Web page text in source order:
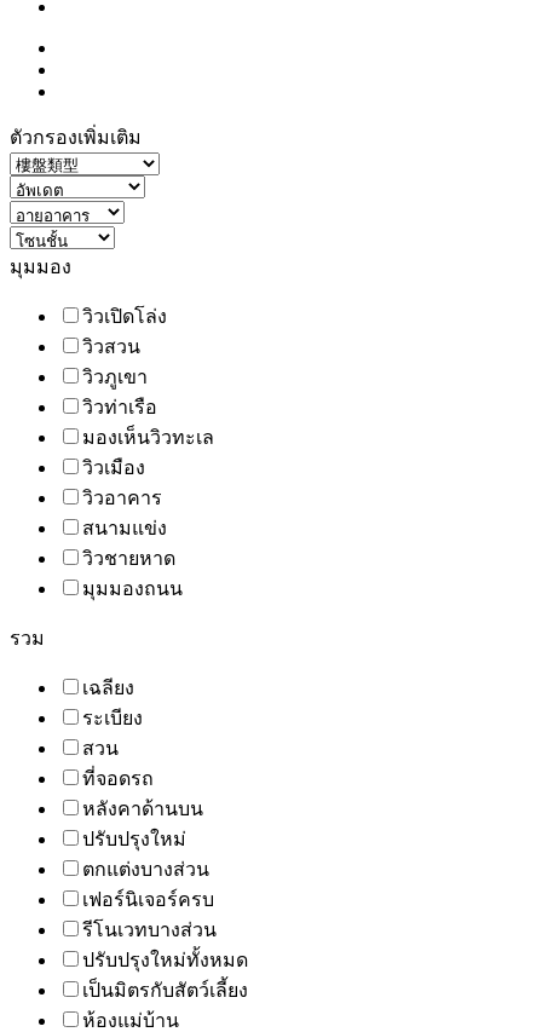
ตัวกรองเพิ่มเติม
มุมมอง
วิวเปิดโล่ง
วิวสวน
วิวภูเขา
วิวท่าเรือ
มองเห็นวิวทะเล
วิวเมือง
วิวอาคาร
สนามแข่ง
วิวชายหาด
มุมมองถนน
รวม
เฉลียง
ระเบียง
สวน
ที่จอดรถ
หลังคาด้านบน
ปรับปรุงใหม่
ตกแต่งบางส่วน
เฟอร์นิเจอร์ครบ
รีโนเวทบางส่วน
ปรับปรุงใหม่ทั้งหมด
เป็นมิตรกับสัตว์เลี้ยง
ห้องแม่บ้าน